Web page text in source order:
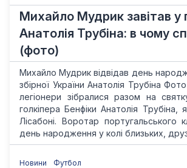
Михайло Мудрик завітав у
Анатолія Трубіна: в чому
(фото)
Михайло Мудрик відвідав день
збірної України Анатолія Трубіна
легіонери зібралися разом на
голкіпера Бенфіки Анатолія Трубіна,
Лісабоні. Воротар португальського
день народження у колі близьких,
Новини Футбол